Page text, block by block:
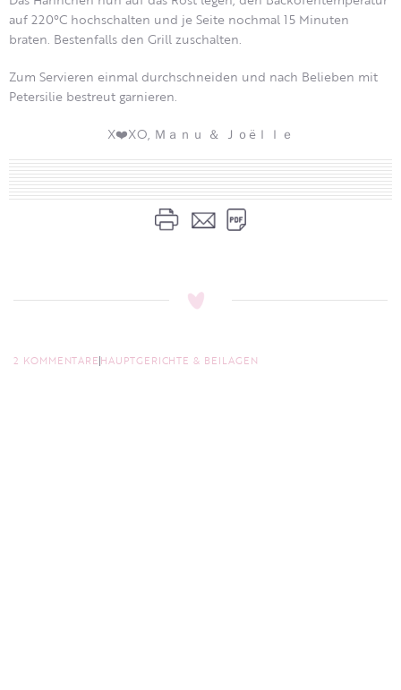
auf 220°C hochschalten und je Seite nochmal 15 Minuten
braten. Bestenfalls den Grill zuschalten.
Zum Servieren einmal durchschneiden und nach Belieben mit
Petersilie bestreut garnieren.
X❤️XO, Ｍａｎｕ ＆ Ｊｏëｌｌｅ
2 KOMMENTAREHAUPTGERICHTE & BEILAGEN